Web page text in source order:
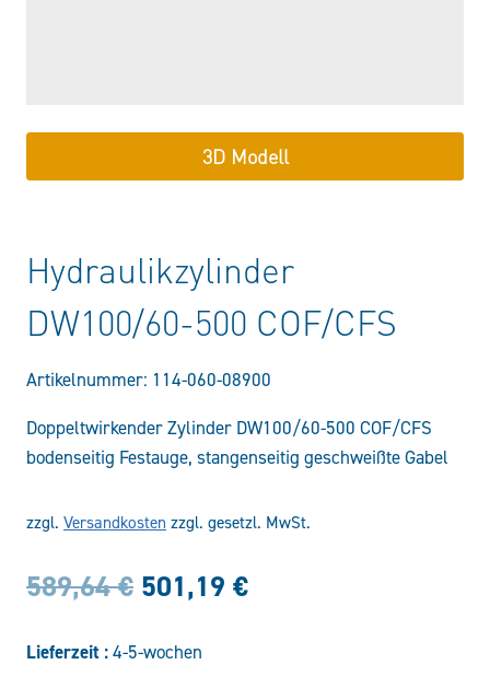
3D Modell
Hydraulikzylinder
DW100/60-500 COF/CFS
Artikelnummer: 114-060-08900
Doppeltwirkender Zylinder DW100/60-500 COF/CFS
bodenseitig Festauge, stangenseitig geschweißte Gabel
zzgl. Versandkosten zzgl. gesetzl. MwSt.
589,64€ Ursprünglicher
501,19 €Aktueller
Lieferzeit : 4-5-wochen